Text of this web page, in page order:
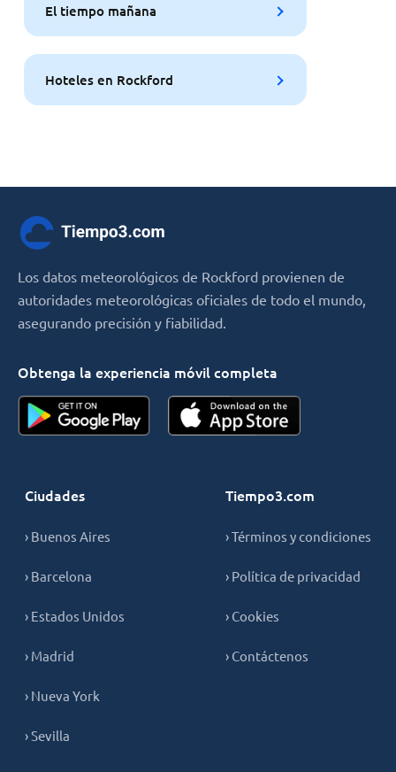
El tiempo mañana
Hoteles en Rockford
Los datos meteorológicos de Rockford provienen de
autoridades meteorológicas oficiales de todo el mundo,
asegurando precisión y fiabilidad.
Obtenga la experiencia móvil completa
Ciudades
› Buenos Aires
› Barcelona
› Estados Unidos
› Madrid
› Nueva York
› Sevilla
Tiempo3.com
› Términos y condiciones
› Política de privacidad
› Cookies
› Contáctenos